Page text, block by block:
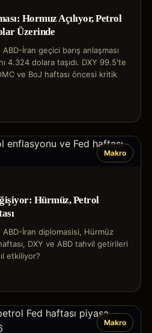
Hormuz Açılıyor, Petrol
Üzerinde
İran geçici barış anlaşması
4.324 dolara taşıdı. DXY 99.5'te
ve BoJ haftası öncesi kritik
Makro
Hürmüz, Petrol
İran diplomasisi, Hürmüz
DXY ve ABD tahvil getirileri
etkiliyor?
Makro